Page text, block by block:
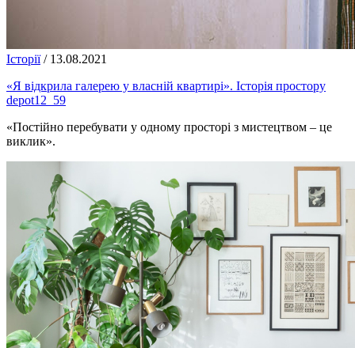
Історії / 13.08.2021
«Я відкрила галерею у власній квартирі». Історія простору
depot12_59
«Постійно перебувати у одному просторі з мистецтвом – це
виклик».